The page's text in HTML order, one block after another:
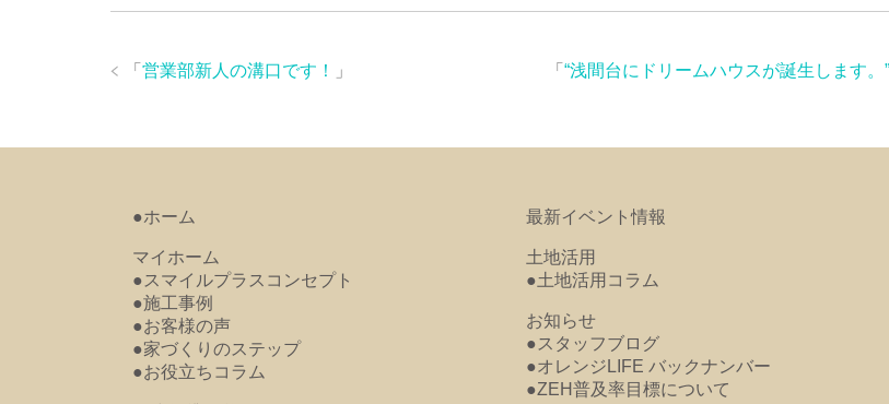
「“浅間台にドリームハウスが誕生します。”
「 営業部新人の溝口です！ 」
●ホーム
マイホーム
●スマイルプラスコンセプト
●施工事例
●お客様の声
●家づくりのステップ
●お役立ちコラム
最新イベント情報
土地活用
●土地活用コラム
お知らせ
●スタッフブログ
●オレンジLIFE バックナンバー
●ZEH普及率目標について